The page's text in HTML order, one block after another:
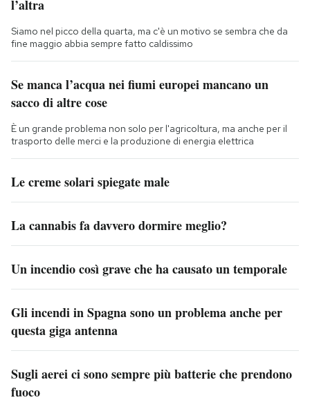
l’altra
Siamo nel picco della quarta, ma c'è un motivo se sembra che da
fine maggio abbia sempre fatto caldissimo
Se manca l’acqua nei fiumi europei mancano un
sacco di altre cose
È un grande problema non solo per l'agricoltura, ma anche per il
trasporto delle merci e la produzione di energia elettrica
Le creme solari spiegate male
La cannabis fa davvero dormire meglio?
Un incendio così grave che ha causato un temporale
Gli incendi in Spagna sono un problema anche per
questa giga antenna
Sugli aerei ci sono sempre più batterie che prendono
fuoco